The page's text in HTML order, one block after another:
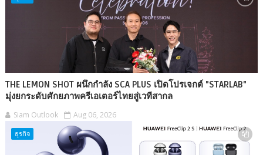
THE LEMON SHOT ผนึกกำลัง SCA PLUS เปิดโปรเจกต์ "STARLAB"
มุ่งยกระดับศักยภาพครีเอเตอร์ไทยสู่เวทีสากล
Siam Outlook Aug 06, 2026
ธุรกิจ